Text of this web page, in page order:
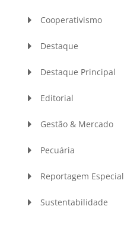
Cooperativismo
Destaque
Destaque Principal
Editorial
Gestão & Mercado
Pecuária
Reportagem Especial
Sustentabilidade